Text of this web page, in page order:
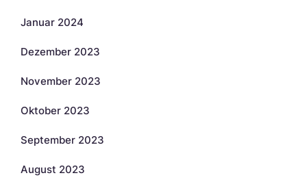
Januar 2024
Dezember 2023
November 2023
Oktober 2023
September 2023
August 2023